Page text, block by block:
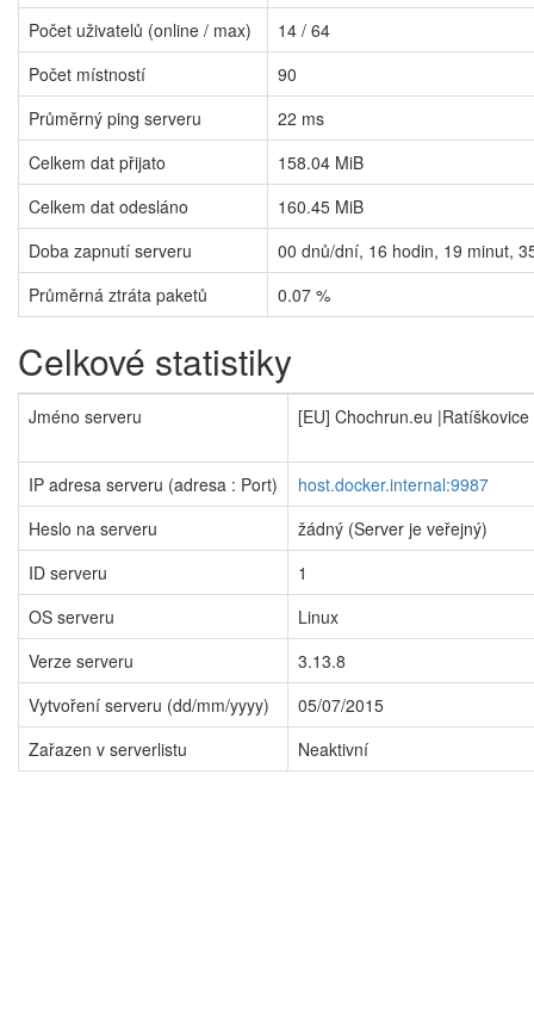
Počet uživatelů (online / max)
14 / 64
Počet místností
90
Průměrný ping serveru
22 ms
Celkem dat přijato
158.04 MiB
Celkem dat odesláno
160.45 MiB
Doba zapnutí serveru
00 dnů/dní, 16 hodin, 19 minut,
Průměrná ztráta paketů
0.07 %
Celkové statistiky
Jméno serveru [EU] Chochrun.eu
IP adresa serveru (adresa : Port)
host.docker.internal:9987
Heslo na serveru
žádný (Server je veřejný)
ID serveru
1
OS serveru
Linux
Verze serveru
3.13.8
Vytvoření serveru (dd/mm/yyyy)
05/07/2015
Zařazen v serverlistu
Neaktivní